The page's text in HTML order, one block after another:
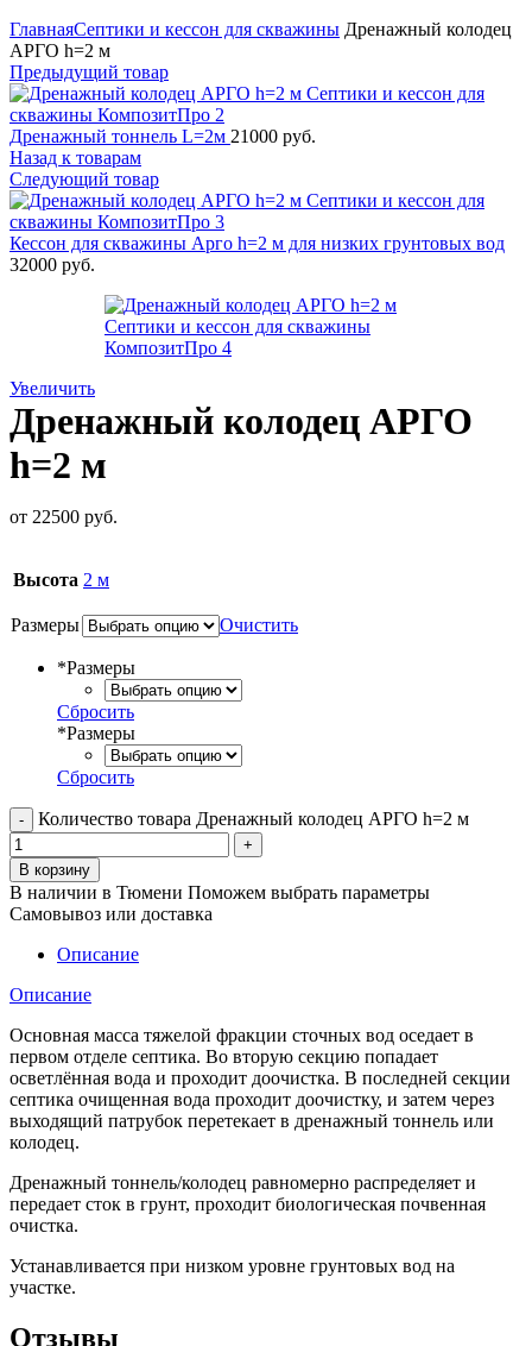
ГлавнаяСептики и кессон для скважины Дренажный колодец
АРГО h=2 м
Предыдущий товар
Дренажный тоннель L=2м 21000 руб.
Назад к товарам
Следующий товар
Кессон для скважины Арго h=2 м для низких грунтовых вод
32000 руб.
Увеличить
Дренажный колодец АРГО
h=2 м
от 22500 руб.
Высота 2 м
Размеры Очистить
*Размеры
Сбросить
*Размеры
Сбросить
Количество товара Дренажный колодец АРГО h=2 м
В корзину
В наличии в Тюмени Поможем выбрать параметры
Самовывоз или доставка
Описание
Описание
Основная масса тяжелой фракции сточных вод оседает в
первом отделе септика. Во вторую секцию попадает
осветлённая вода и проходит доочистка. В последней секции
септика очищенная вода проходит доочистку, и затем через
выходящий патрубок перетекает в дренажный тоннель или
колодец.
Дренажный тоннель/колодец равномерно распределяет и
передает сток в грунт, проходит биологическая почвенная
очистка.
Устанавливается при низком уровне грунтовых вод на
участке.
Отзывы